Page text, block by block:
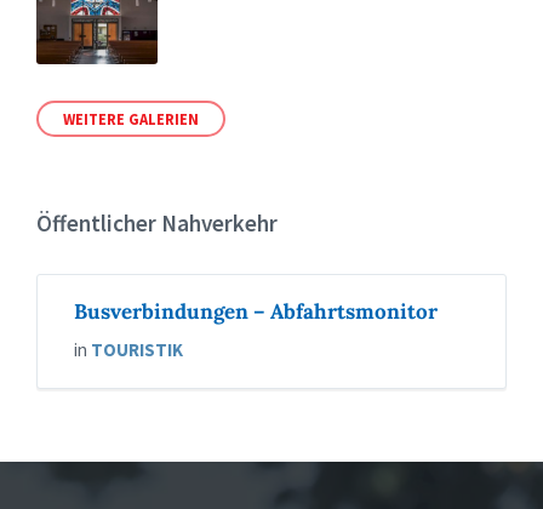
WEITERE GALERIEN
Öffentlicher Nahverkehr
Busverbindungen – Abfahrtsmonitor
in TOURISTIK